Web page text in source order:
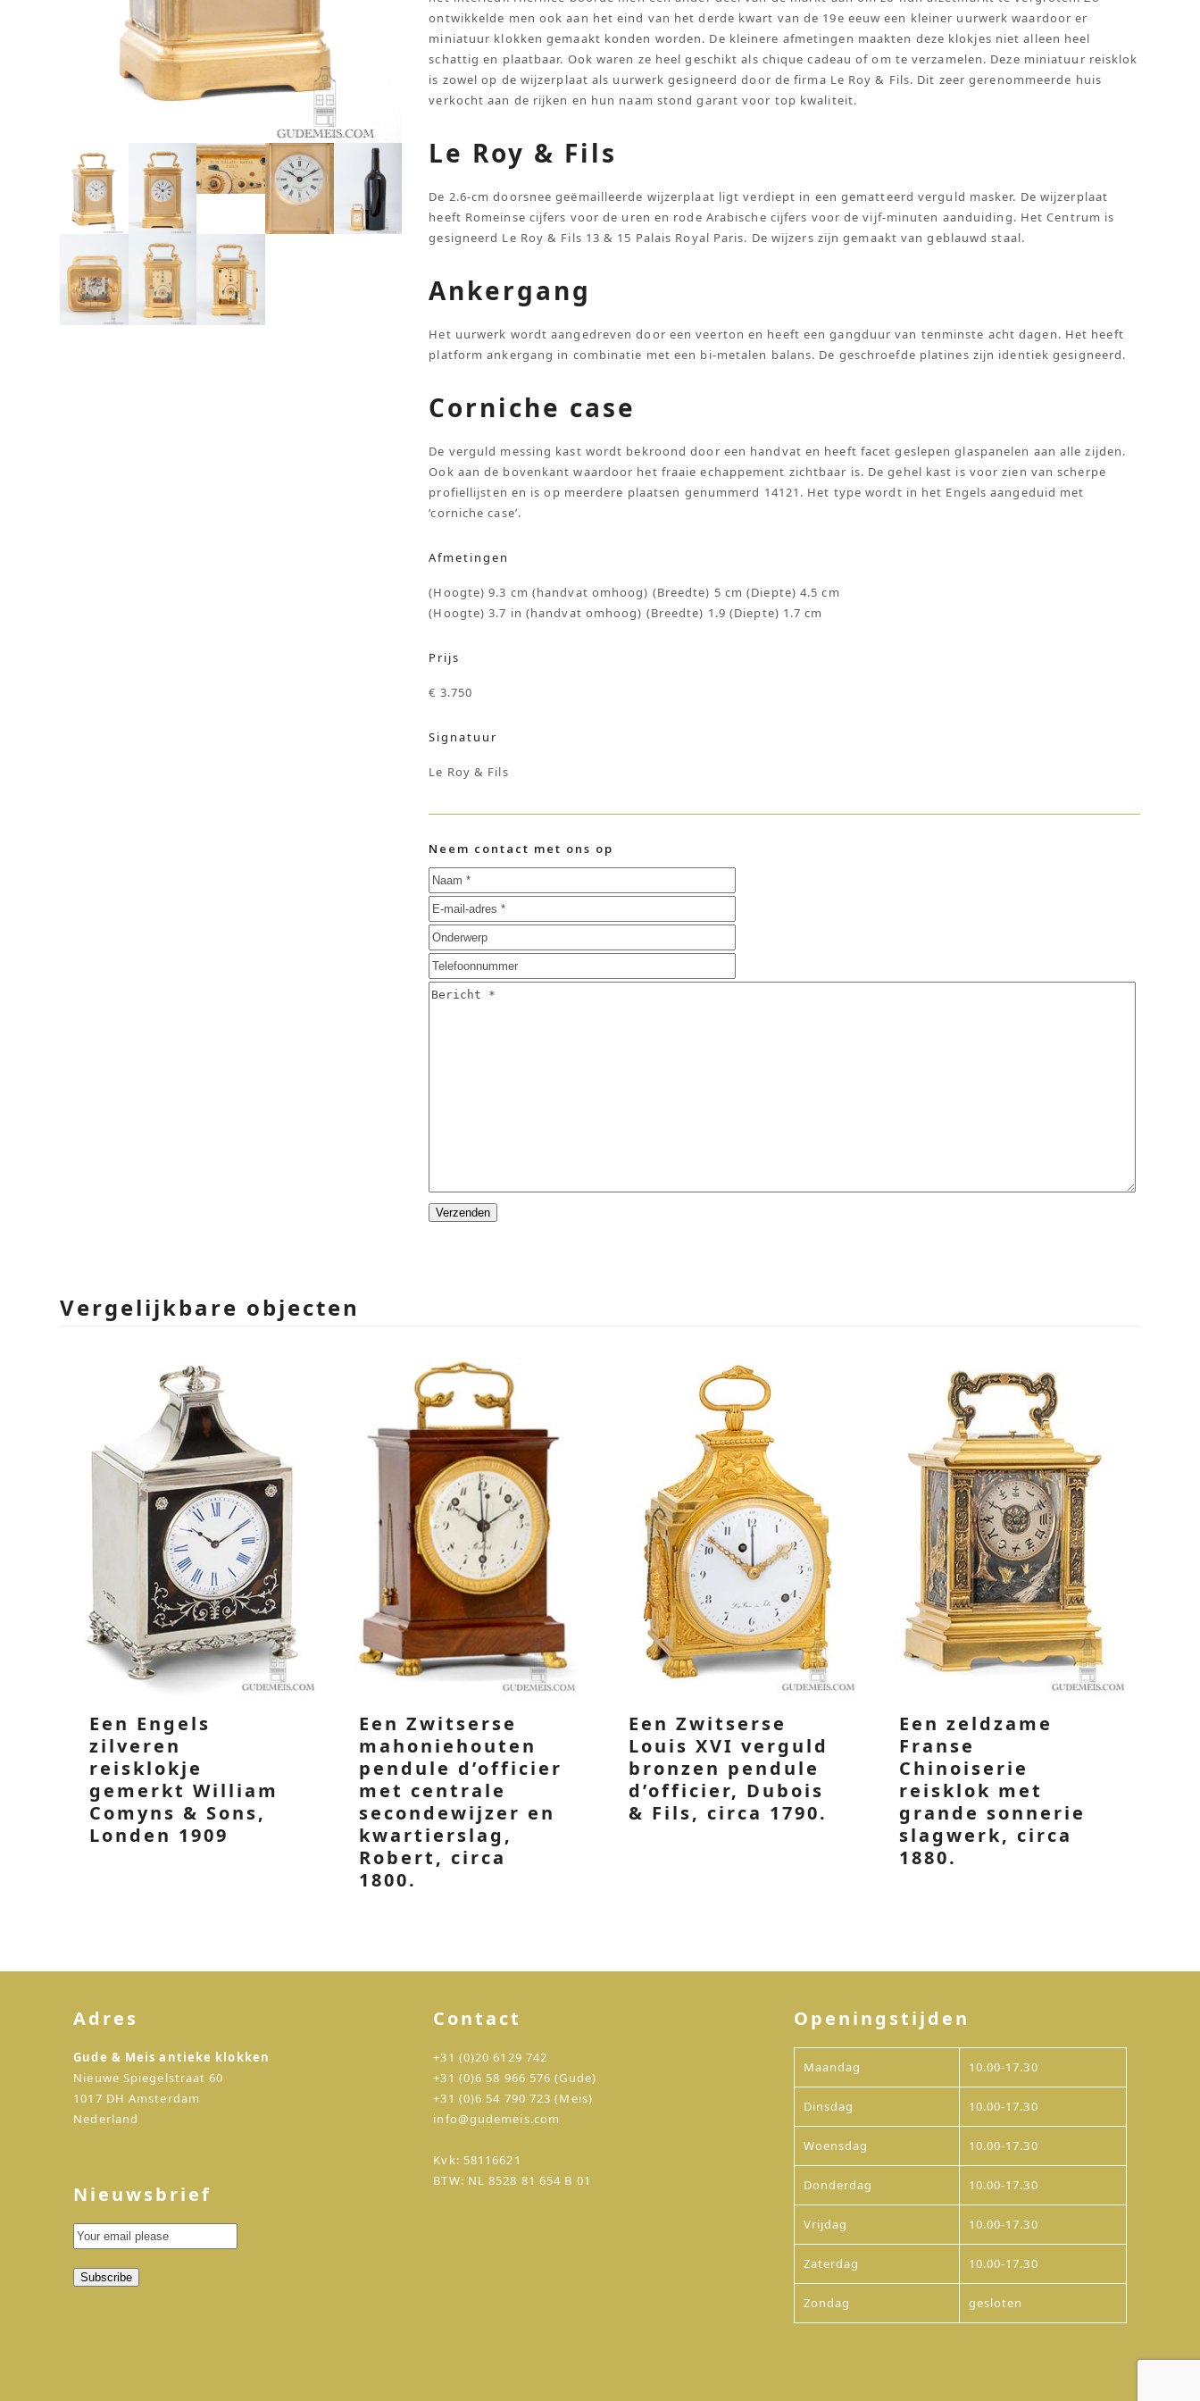
ontwikkelde men ook aan het eind van het derde kwart van de 19e eeuw een kleiner uurwerk waardoor er
miniatuur klokken gemaakt konden worden. De kleinere afmetingen maakten deze klokjes niet alleen heel
schattig en plaatbaar. Ook waren ze heel geschikt als chique cadeau of om te verzamelen. Deze miniatuur reisklok
is zowel op de wijzerplaat als uurwerk gesigneerd door de firma Le Roy & Fils. Dit zeer gerenommeerde huis
verkocht aan de rijken en hun naam stond garant voor top kwaliteit.
Le Roy & Fils
De 2.6-cm doorsnee geëmailleerde wijzerplaat ligt verdiept in een gematteerd verguld masker. De wijzerplaat
heeft Romeinse cijfers voor de uren en rode Arabische cijfers voor de vijf-minuten aanduiding. Het Centrum is
gesigneerd Le Roy & Fils 13 & 15 Palais Royal Paris. De wijzers zijn gemaakt van geblauwd staal.
Ankergang
Het uurwerk wordt aangedreven door een veerton en heeft een gangduur van tenminste acht dagen. Het heeft
platform ankergang in combinatie met een bi-metalen balans. De geschroefde platines zijn identiek gesigneerd.
Corniche case
De verguld messing kast wordt bekroond door een handvat en heeft facet geslepen glaspanelen aan alle zijden.
Ook aan de bovenkant waardoor het fraaie echappement zichtbaar is. De gehel kast is voor zien van scherpe
profiellijsten en is op meerdere plaatsen genummerd 14121. Het type wordt in het Engels aangeduid met
‘corniche case’.
Afmetingen
(Hoogte) 9.3 cm (handvat omhoog) (Breedte) 5 cm (Diepte) 4.5 cm
(Hoogte) 3.7 in (handvat omhoog) (Breedte) 1.9 (Diepte) 1.7 cm
Prijs
€ 3.750
Signatuur
Le Roy & Fils
Neem contact met ons op
Please
Vergelijkbare objecten
Een Engels
zilveren
reisklokje
gemerkt William
Comyns & Sons,
Londen 1909
Een Zwitserse
mahoniehouten
pendule d’officier
met centrale
secondewijzer en
kwartierslag,
Robert, circa
1800.
Een Zwitserse
Louis XVI verguld
bronzen pendule
d’officier, Dubois
& Fils, circa 1790.
Een zeldzame
Franse
Chinoiserie
reisklok met
grande sonnerie
slagwerk, circa
1880.
Adres
Gude & Meis antieke klokken
Nieuwe Spiegelstraat 60
1017 DH Amsterdam
Nederland
Nieuwsbrief
Contact
+31 (0)20 6129 742
+31 (0)6 58 966 576 (Gude)
+31 (0)6 54 790 723 (Meis)
info@gudemeis.com
Kvk: 58116621
BTW: NL 8528 81 654 B 01
Openingstijden
Maandag 10.00-17.30
Dinsdag 10.00-17.30
Woensdag 10.00-17.30
Donderdag 10.00-17.30
Vrijdag 10.00-17.30
Zaterdag 10.00-17.30
Zondag gesloten